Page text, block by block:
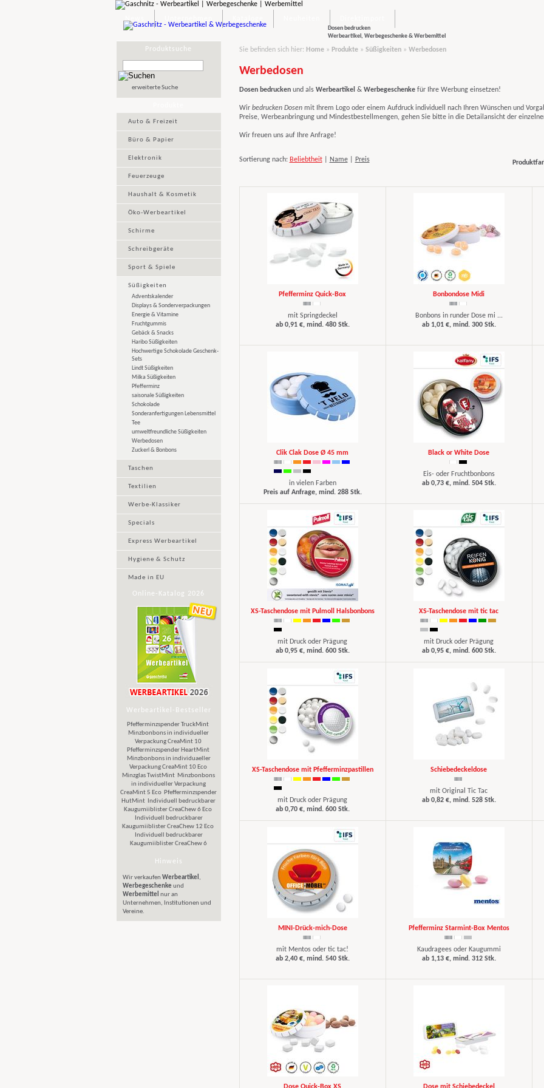
Dosen bedrucken
Werbeartikel, Werbegeschenke & Werbemittel
Produktsuche
erweiterte Suche
Auto & Freizeit
Büro & Papier
Elektronik
Feuerzeuge
Haushalt & Kosmetik
Öko-Werbeartikel
Schirme
Schreibgeräte
Sport & Spiele
Süßigkeiten
Adventskalender
Displays & Sonderverpackungen
Energie & Vitamine
Fruchtgummis
Gebäck & Snacks
Haribo Süßigkeiten
Hochwertige Schokolade Geschenk-
Sets
Lindt Süßigkeiten
Milka Süßigkeiten
Pfefferminz
saisonale Süßigkeiten
Schokolade
Sonderanfertigungen Lebensmittel
Tee
umweltfreundliche Süßigkeiten
Werbedosen
Zuckerl & Bonbons
Taschen
Textilien
Werbe-Klassiker
Specials
Express Werbeartikel
Hygiene & Schutz
Made in EU
Online-Katalog 2026
Werbeartikel-Bestseller
Pfefferminzspender TruckMint
Minzbonbons in individueller
Verpackung CreaMint 10
Pfefferminzspender HeartMint
Minzbonbons in individuaeller
Verpackung CreaMint 10 Eco
Minzglas TwistMint Minzbonbons
in individueller Verpackung
CreaMint 5 Eco Pfefferminzspender
HutMint
Individuell bedruckbarer
Kaugumiiblister CreaChew 6 Eco
Individuell bedruckbarer
Kaugumiiblister CreaChew 12 Eco
Individuell bedruckbarer
Kaugumiiblister CreaChew 6
Hinweis
Wir verkaufen Werbeartikel ,
Werbegeschenkeund
Werbemittel nur an
Unternehmen, Institutionen und
Vereine.
Sie befinden sich hier: Home» Produkte» Süßigkeiten» Werbedosen
Werbedosen
Dosen bedruckenund als Werbeartikel & Werbegeschenkefür Ihre Werbung einsetzen!
Wir bedrucken Dosenmit Ihrem Logooder einem Aufdruck individuell nach Ihren Wünschen und
Preise, Werbeanbringung und Mindestbestellmengen, gehen Sie bitte in die Detailansicht der
Wir freuen uns auf Ihre Anfrage!
Sortierung nach: Beliebtheit| Name| Preis
Pfefferminz Quick-Box
mit Springdeckel
ab 0,91 €, mind. 480 Stk.
Bonbondose Midi
Bonbons in runder Dose mi ...
ab 1,01 €, mind. 300 Stk.
Clik Clak Dose Ø 45 mm
in vielen Farben
Preis auf Anfrage, mind. 288 Stk.
Black or White Dose
Eis- oder Fruchtbonbons
ab 0,73 €, mind. 504 Stk.
XS-Taschendose mit Pulmoll Halsbonbons
mit Druck oder Prägung
ab 0,95 €, mind. 600 Stk.
XS-Taschendose mit tic tac
mit Druck oder Prägung
ab 0,95 €, mind. 600 Stk.
XS-Taschendose mit Pfefferminzpastillen
mit Druck oder Prägung
ab 0,70 €, mind. 600 Stk.
Schiebedeckeldose
mit Original Tic Tac
ab 0,82 €, mind. 528 Stk.
MINI-Drück-mich-Dose
mit Mentos oder tic tac!
ab 2,40 €, mind. 540 Stk.
Pfefferminz Starmint-Box Mentos
Kaudragees oder Kaugummi
ab 1,13 €, mind. 312 Stk.